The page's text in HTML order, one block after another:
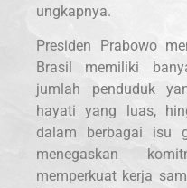
ungkapnya.
Presiden Prabowo
Brasil memiliki
jumlah penduduk
hayati yang luas,
dalam berbagai isu
menegaskan
memperkuat kerja